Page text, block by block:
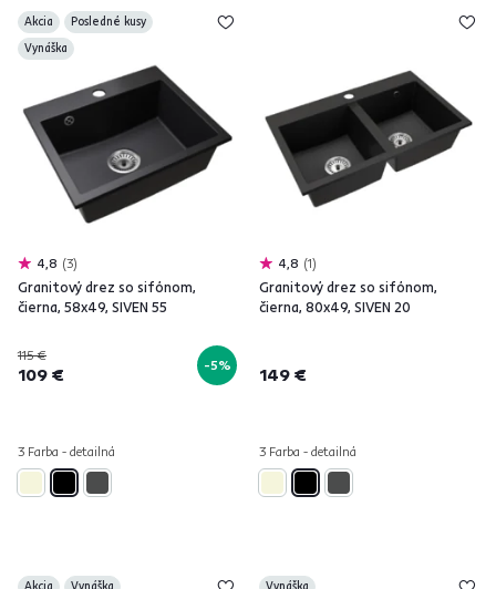
Akcia
Posledné kusy
Vynáška
4,8 3
Granitový drez so sifónom,
čierna, 58x49, SIVEN 55
115 €
109 € -5%
3 Farba - detailná
4,8 1
Granitový drez so sifónom,
čierna, 80x49, SIVEN 20
149 €
3 Farba - detailná